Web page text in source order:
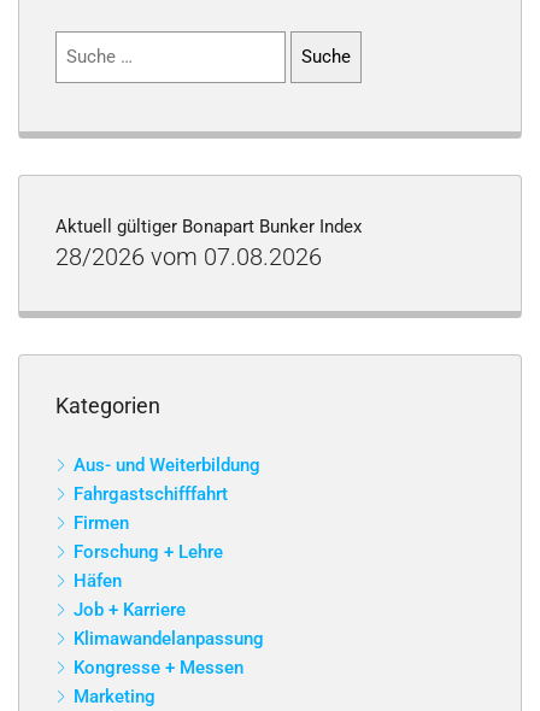
Suchen
Aktuell gültiger Bonapart Bunker Index
28/2026 vom 07.08.2026
Kategorien
Aus- und Weiterbildung
Fahrgastschifffahrt
Firmen
Forschung + Lehre
Häfen
Job + Karriere
Klimawandelanpassung
Kongresse + Messen
Marketing